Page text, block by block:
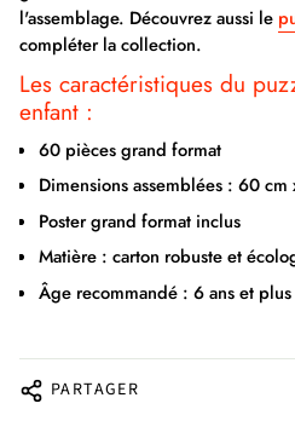
l'assemblage. Découvrez aussi le
compléter la collection.
Les caractéristiques du
enfant :
60 pièces grand format
Dimensions assemblées : 60 cm
Poster grand format inclus
Matière : carton robuste et
Âge recommandé : 6 ans et plus
PARTAGER